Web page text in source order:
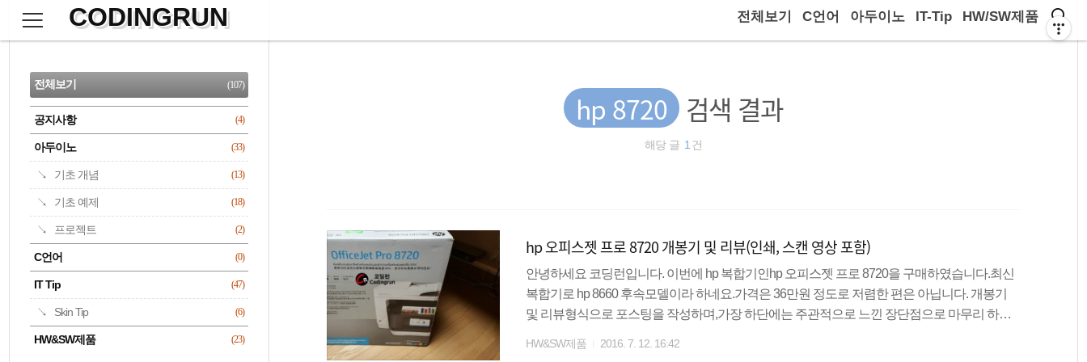
으
CODINGRUN 전체보기 C언어 아두이노 IT-Tip HW/SW제품
hp 8720 검색 결과
해당 글 1 건
hp 오피스젯 프로 8720 개봉기 및 리뷰(인쇄, 스캔 영상 포함)
안녕하세요 코딩런입니다. 이번에 hp 복합기인hp 오피스젯 프로 8720을 구매하였습니다.최신
복합기로 hp 8660 후속모델이라 하네요.가격은 36만원 정도로 저렴한 편은 아닙니다. 개봉기
및 리뷰형식으로 포스팅을 작성하며,가장 하단에는 주관적으로 느낀 장단점으로 마무리 하겠
HW&SW제품 2016. 7. 12. 16:42
CATEGORY
전체보기 (107)
공지사항 (4)
아두이노 (33)
기초 개념 (13)
기초 예제 (18)
프로젝트 (2)
C언어 (0)
IT Tip (47)
Skin Tip (6)
HW&SW제품 (23)
검